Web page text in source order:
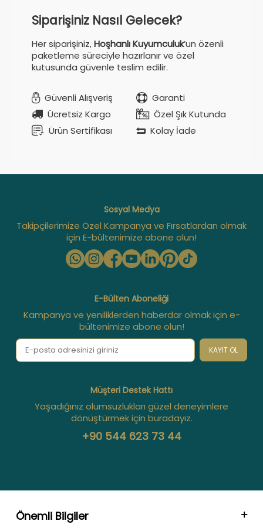
Siparişiniz Nasıl Gelecek?
Her siparişiniz,Hoşhanlı Kuyumculuk’un özenli
paketleme süreciyle hazırlanır ve özel
kutusunda güvenle teslim edilir.
Güvenli Alışveriş
Garanti
Ücretsiz Kargo
Özel Şık Kutunda
Ürün Sertifikası
Kolay İade
Sosyal Medya
Takipçilerimize Özel Kampanya ve Fırsatlardan olmak
için E-bültenimize abone olun!
E-Bülten Aboneliği
Kampanya ve yeniliklerden haberdar olmak için e-
bültenimize abone olun!
KAYIT OL
Müşteri Destek Hattı
Yaşadığınız olumsuzlukları güzel deneyimlere
dönüştürmek için buradayız.
+90 544 623 73 44
Önemli Bilgiler